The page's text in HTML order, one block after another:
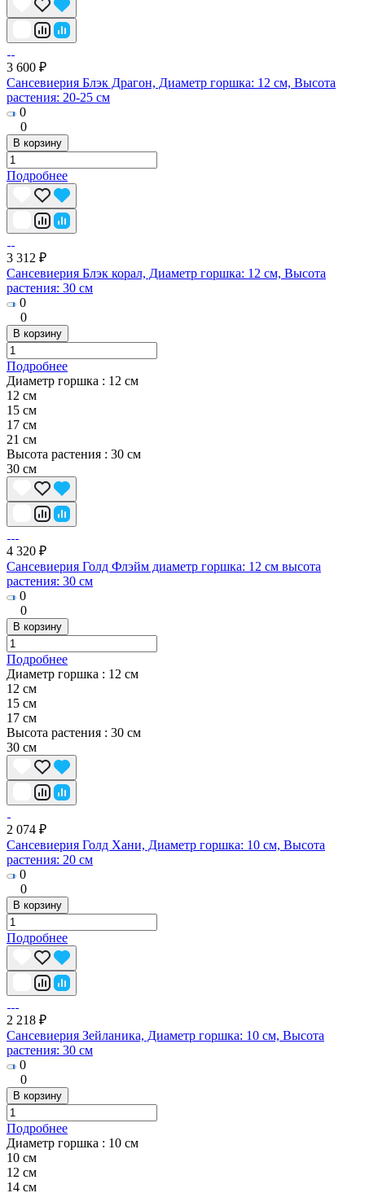
3 600 ₽
Сансевиерия Блэк Драгон, Диаметр горшка: 12 см, Высота
растения: 20-25 см
0
0
В корзину
Подробнее
3 312 ₽
Сансевиерия Блэк корал, Диаметр горшка: 12 см, Высота
растения: 30 см
0
0
В корзину
Подробнее
Диаметр горшка : 12 см
12 см
15 см
17 см
21 см
Высота растения : 30 см
30 см
4 320 ₽
Сансевиерия Голд Флэйм диаметр горшка: 12 см высота
растения: 30 см
0
0
В корзину
Подробнее
Диаметр горшка : 12 см
12 см
15 см
17 см
Высота растения : 30 см
30 см
2 074 ₽
Сансевиерия Голд Хани, Диаметр горшка: 10 см, Высота
растения: 20 см
0
0
В корзину
Подробнее
2 218 ₽
Сансевиерия Зейланика, Диаметр горшка: 10 см, Высота
растения: 30 см
0
0
В корзину
Подробнее
Диаметр горшка : 10 см
10 см
12 см
14 см